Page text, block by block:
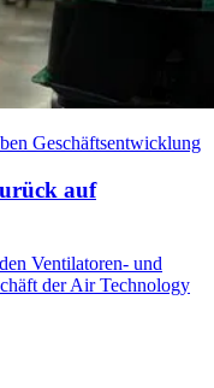
Geschäftsentwicklung
auf
Ventilatoren- und
der Air Technology